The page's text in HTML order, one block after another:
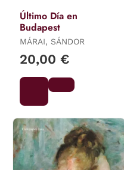
Último Día en
Budapest
MÁRAI, SÁNDOR
20,00 €